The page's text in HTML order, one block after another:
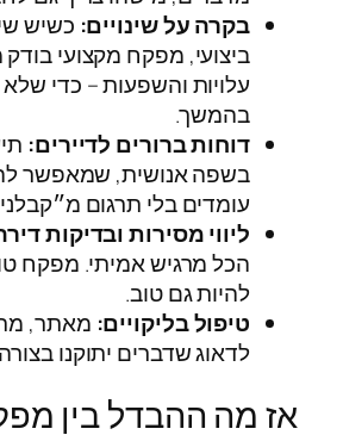
בקרה על שינויים: כשיש
ביצועי, מפקח מקצועי
עלויות והשפעות – כדי שלא
בהמשך.
דוחות ברורים לדיירים:
בשפה אנושית, שמאפשר
עומדים בלי תרגום
ליווי מסירות ובדיקות
הכל מרגיש אמיתי. מפקח
להיות גם טוב.
טיפול בליקויים: מאתר,
לדאוג שדברים יתוקנו בצורה
אז מה ההבדל בין